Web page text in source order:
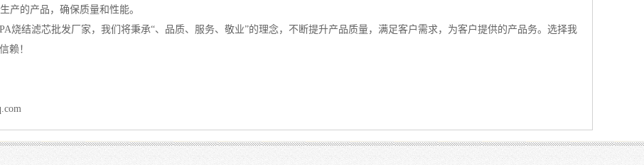
产的产品，确保质量和性能。
烧结滤芯批发厂家，我们将秉承“、品质、服务、敬业”的理念，不断提升产品质量，满足客户需求，为客户提供的产品务。选择我
赖！